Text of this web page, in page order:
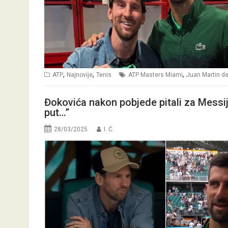
ATP, Najnovije, Tenis ATP Masters Miami, Juan Martin
Đokovića nakon pobjede pitali za
put…”
28/03/2025 I. Ć.